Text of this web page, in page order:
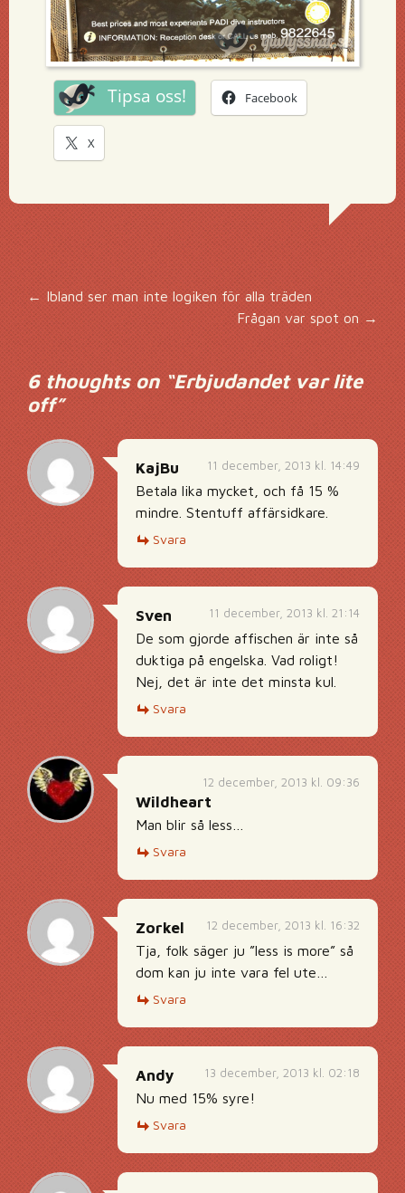
Tipsa oss! Facebook
X
Inläggsnavigering
← Ibland ser man inte logiken för alla träden
Frågan var spot on →
6 thoughts on “Erbjudandet var lite
off”
11 december, 2013 kl. 14:49
KajBu
Betala lika mycket, och få 15 %
mindre. Stentuff affärsidkare.
Svara
11 december, 2013 kl. 21:14
Sven
De som gjorde affischen är inte så
duktiga på engelska. Vad roligt!
Nej, det är inte det minsta kul.
Svara
12 december, 2013 kl. 09:36
Wildheart
Man blir så less…
Svara
12 december, 2013 kl. 16:32
Zorkel
Tja, folk säger ju ”less is more” så
dom kan ju inte vara fel ute…
Svara
13 december, 2013 kl. 02:18
Andy
Nu med 15% syre!
Svara